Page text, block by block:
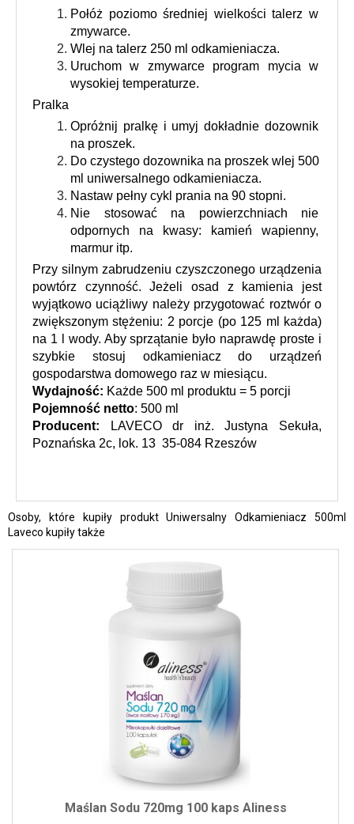
Połóż poziomo średniej wielkości talerz w
zmywarce.
Wlej na talerz 250 ml odkamieniacza.
Uruchom w zmywarce program mycia w
wysokiej temperaturze.
Pralka
Opróżnij pralkę i umyj dokładnie dozownik
na proszek.
Do czystego dozownika na proszek wlej 500
ml uniwersalnego odkamieniacza.
Nastaw pełny cykl prania na 90 stopni.
Nie stosować na powierzchniach nie
odpornych na kwasy: kamień wapienny,
marmur itp.
Przy silnym zabrudzeniu czyszczonego urządzenia
powtórz czynność. Jeżeli osad z kamienia jest
wyjątkowo uciążliwy należy przygotować roztwór o
zwiększonym stężeniu: 2 porcje (po 125 ml każda)
na 1 l wody. Aby sprzątanie było naprawdę proste i
szybkie stosuj odkamieniacz do urządzeń
gospodarstwa domowego raz w miesiącu.
Wydajność: Każde 500 ml produktu = 5 porcji
Pojemność netto: 500 ml
Producent: LAVECO dr inż. Justyna Sekuła,
Poznańska 2c, lok. 13  35-084 Rzeszów
Osoby, które kupiły produkt Uniwersalny Odkamieniacz 500ml
Laveco kupiły także
Maślan Sodu 720mg 100 kaps Aliness